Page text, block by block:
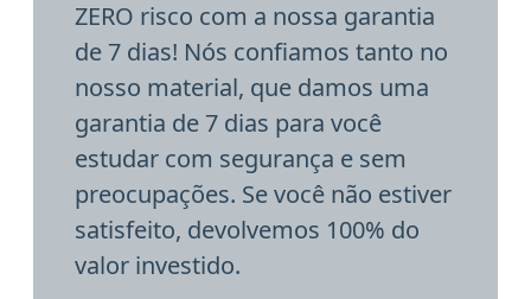
ZERO risco com a nossa garantia
de 7 dias! Nós confiamos tanto no
nosso material, que damos uma
garantia de 7 dias para você
estudar com segurança e sem
preocupações. Se você não estiver
satisfeito, devolvemos 100% do
valor investido.